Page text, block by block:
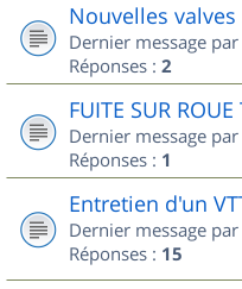
Nouvelles valves
Dernier message par
Réponses : 2
FUITE SUR
Dernier message par
Réponses : 1
Entretien d'un
Dernier message par
Réponses : 15